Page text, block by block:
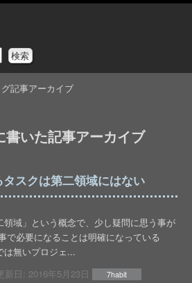
記事アーカイブ
いた記事アーカイブ
スクは第二領域にはない
領域」という概念で、少し疑問に思う事が
で必要になることは明確になっている
は無いプロジェ...
新日: 2016年5月23日 7habit